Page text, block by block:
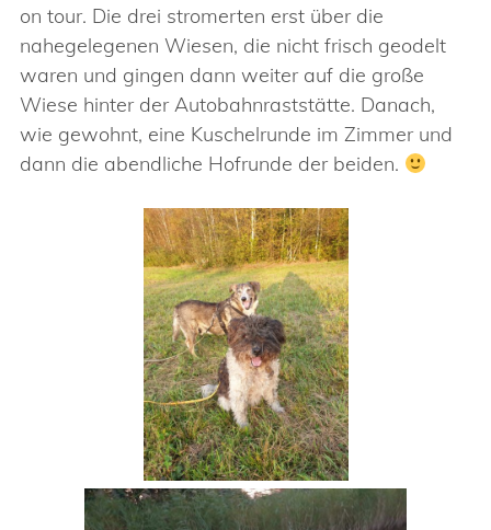
on tour. Die drei stromerten erst über die
nahegelegenen Wiesen, die nicht frisch geodelt
waren und gingen dann weiter auf die große
Wiese hinter der Autobahnraststätte. Danach,
wie gewohnt, eine Kuschelrunde im Zimmer und
dann die abendliche Hofrunde der beiden.